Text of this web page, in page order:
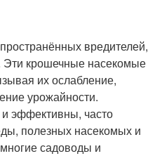
вредителей,
Эти крошечные насекомые
их ослабление,
урожайности.
эффективны, часто
полезных насекомых и
садоводы и